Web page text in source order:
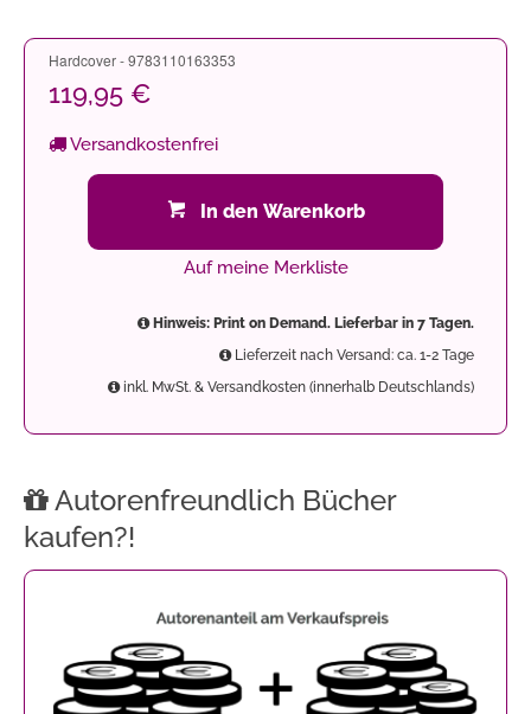
Hardcover - 9783110163353
119,95 €
Versandkostenfrei
In den Warenkorb
Auf meine Merkliste
Hinweis: Print on Demand. Lieferbar in 7 Tagen.
Lieferzeit nach Versand: ca. 1-2 Tage
inkl. MwSt. & Versandkosten (innerhalb Deutschlands)
Autorenfreundlich Bücher
kaufen?!